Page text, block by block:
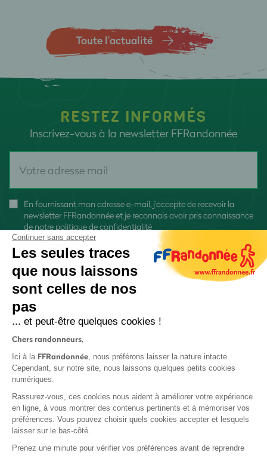
Toute l’actualité
RESTEZ INFORMÉS
Inscrivez-vous à la newsletter FFRandonnée
En fournissant mon adresse e-mail, j'accepte de recevoir la
newsletter FFRandonnée et je reconnais avoir pris connaissance
de notre politique de confidentialité
Protection des données
Politique de confidentialité
Continuer sans accepter
Les seules traces
que nous laissons
sont celles de nos
pas
... et peut-être quelques cookies !
Chers randonneurs,
Ici à la FFRandonnée, nous préférons laisser la nature intacte.
Cependant, sur notre site, nous laissons quelques petits cookies
numériques.
Rassurez-vous, ces cookies nous aident à améliorer votre expérience
en ligne, à vous montrer des contenus pertinents et à mémoriser vos
préférences. Vous pouvez choisir quels cookies accepter et lesquels
laisser sur le bas-côté.
Prenez une minute pour vérifier vos préférences avant de reprendre